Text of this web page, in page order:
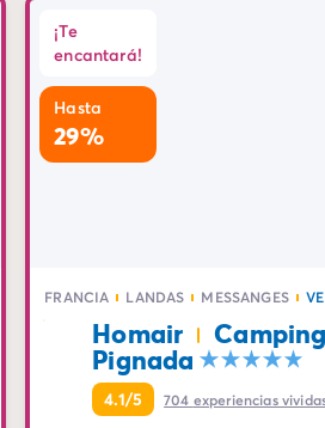
¡Te
encantará!
Hasta
29%
FRANCIA LANDAS MESSANGES
Homair
Pignada
4.1/5 704 experiencias